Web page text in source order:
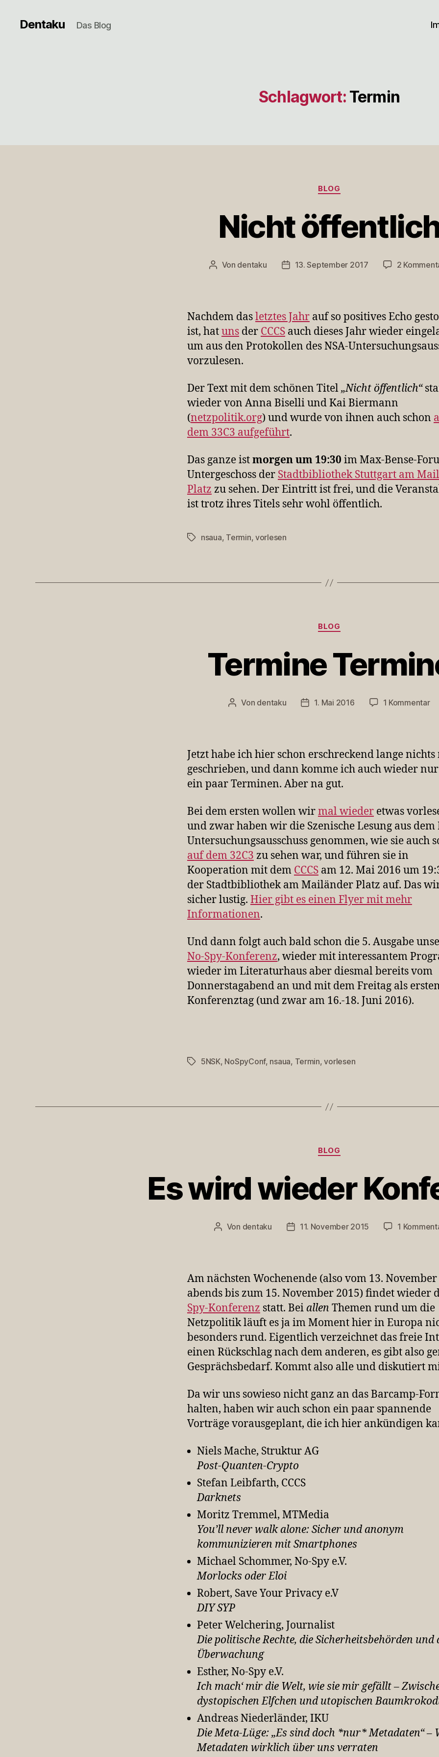
Dentaku Das Blog
Schlagwort: Termin
Kategorien
BLOG
Nicht
Beitragsautor
Von dentaku Veröffentlichungsdatum
13. September 2017 2
Nachdem dasletztes Jahr auf so positives Echo
ist, hatuns der CCCS auch dieses Jahr wieder
um aus den Protokollen des NSA-
vorzulesen.
Der Text mit dem schönen Titel„Nicht öffentlich“
wieder von Anna Biselli und Kai Biermann
(netzpolitik.org) und wurde von ihnen auch schon
dem 33C3 aufgeführt.
Das ganze istmorgen um 19:30 im Max-Bense-
Untergeschoss der Stadtbibliothek Stuttgart am
Platz zu sehen. Der Eintritt ist frei, und die
ist trotz ihres Titels sehr wohl öffentlich.
Schlagwörter
nsaua, Termin, vorlesen
Kategorien
BLOG
Termine
Beitragsautor
Von dentaku Veröffentlichungsdatum
1. Mai 2016 1 Kommentarzu
Jetzt habe ich hier schon erschreckend lange
geschrieben, und dann komme ich auch wieder
ein paar Terminen. Aber na gut.
Bei dem ersten wollen wirmal wieder etwas
und zwar haben wir die Szenische Lesung aus dem
Untersuchungsausschuss genommen, wie sie auch
auf dem 32C3 zu sehen war, und führen sie in
Kooperation mit dem CCCS am 12. Mai 2016 um
der Stadtbibliothek am Mailänder Platz auf. Das
sicher lustig. Hier gibt es einen Flyer mit mehr
Informationen.
Und dann folgt auch bald schon die 5. Ausgabe
No-Spy-Konferenz, wieder mit interessantem
wieder im Literaturhaus aber diesmal bereits vom
Donnerstagabend an und mit dem Freitag als
Konferenztag (und zwar am 16.-18. Juni 2016).
Schlagwörter
5NSK, NoSpyConf, nsaua, Termin,vorlesen
Kategorien
BLOG
Es wird wieder
Beitragsautor
Von dentaku Veröffentlichungsdatum
11. November 2015 1
Am nächsten Wochenende (also vom 13. November
abends bis zum 15. November 2015) findet wieder
Spy-Konferenz statt. Bei allen Themen rund um die
Netzpolitik läuft es ja im Moment hier in Europa
besonders rund. Eigentlich verzeichnet das freie
einen Rückschlag nach dem anderen, es gibt also
Gesprächsbedarf. Kommt also alle und diskutiert
Da wir uns sowieso nicht ganz an das Barcamp-
halten, haben wir auch schon ein paar spannende
Vorträge vorausgeplant, die ich hier ankündigen
Niels Mache, Struktur AG
Post-Quanten-Crypto
Stefan Leibfarth, CCCS
Darknets
Moritz Tremmel, MTMedia
You’ll never walk alone: Sicher und anonym
kommunizieren mit Smartphones
Michael Schommer, No-Spy e.V.
Morlocks oder Eloi
Robert, Save Your Privacy e.V
DIY SYP
Peter Welchering, Journalist
Die politische Rechte, die Sicherheitsbehörden und
Überwachung
Esther, No-Spy e.V.
Ich mach‘ mir die Welt, wie sie mir gefällt –
dystopischen Elfchen und utopischen
Andreas Niederländer, IKU
Die Meta-Lüge: „Es sind doch *nur* Metadaten“ –
Metadaten wirklich über uns verraten